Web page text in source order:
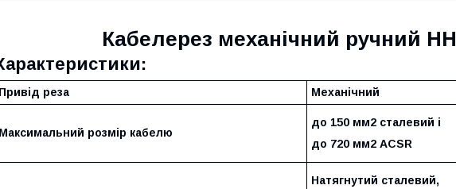
Кабелерез механічний ручний
Привід реза Механічний
Максимальний розмір кабелю
до 150 мм2 сталевий і
до 720 мм2 ACSR
Натягнутий сталевий,